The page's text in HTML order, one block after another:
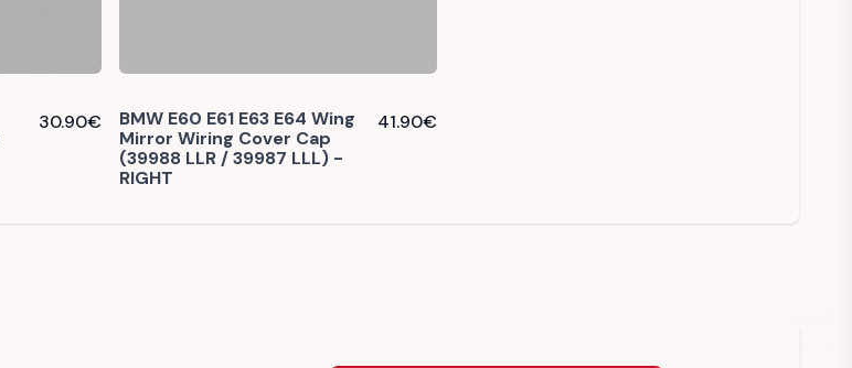
30.90€
BMW E60 E61 E63 E64 Wing
Mirror Wiring Cover Cap
(39988 LLR / 39987 LLL) -
RIGHT
41.90€